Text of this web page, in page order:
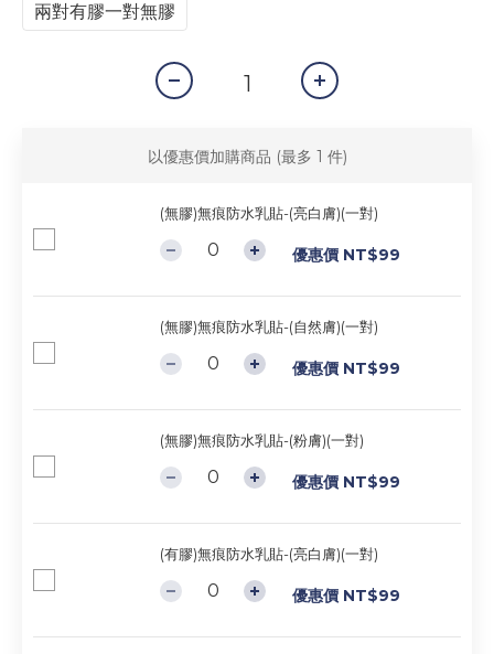
兩對有膠一對無膠
以優惠價加購商品 (最多 1 件)
(無膠)無痕防水乳貼-(亮白膚)(一對)
優惠價 NT$99
(無膠)無痕防水乳貼-(自然膚)(一對)
優惠價 NT$99
(無膠)無痕防水乳貼-(粉膚)(一對)
優惠價 NT$99
(有膠)無痕防水乳貼-(亮白膚)(一對)
優惠價 NT$99